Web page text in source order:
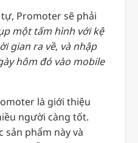
Promoter sẽ phải
một tấm hình với kệ
gian ra về, và nhập
hôm đó vào mobile
là giới thiệu
người càng tốt.
sản phẩm này và